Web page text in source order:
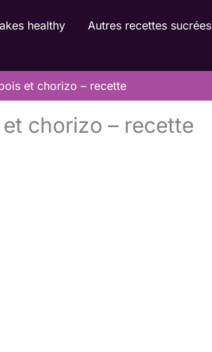
healthy Autres recettes sucrées
et chorizo – recette
chorizo – recette